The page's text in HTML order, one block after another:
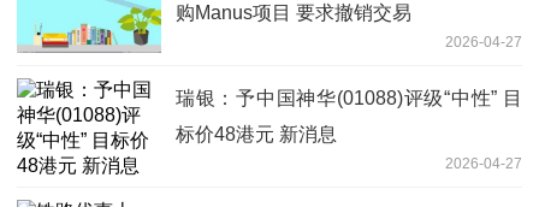
购Manus项目 要求撤销交易
2026-04-27
瑞银：予中国神华(01088)评级“中性” 目
标价48港元 新消息
2026-04-27